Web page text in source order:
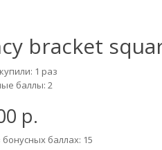
bracket
1 раз
баллы: 2
р.
баллах: 15